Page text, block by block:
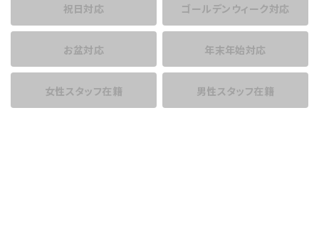
祝日対応 ゴールデンウィーク対応
お盆対応 年末年始対応
女性スタッフ在籍 男性スタッフ在籍